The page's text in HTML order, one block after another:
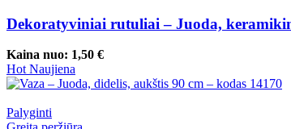
Dekoratyviniai rutuliai – Juoda,
Kaina nuo: 1,50 €
Hot Naujiena
Palyginti